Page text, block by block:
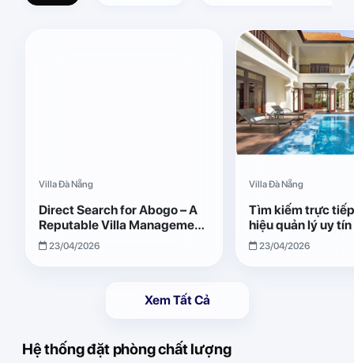
Villa Đà Nẵng
Direct Search for Abogo – A
Reputable Villa Management
Brand with Transparent and
Effective Operations
23/04/2026
Villa Đà Nẵng
Tìm kiếm trực
hiệu quản lý uy
Giải pháp vận
quả, minh bạch
23/04/2026
Xem Tất Cả
Hệ thống đặt phòng chất lượng